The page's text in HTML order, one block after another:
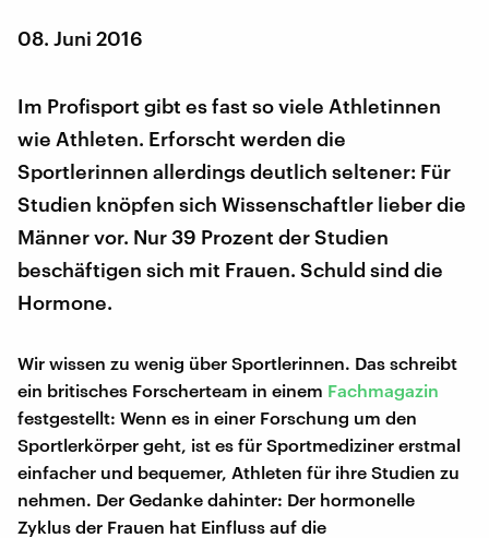
08. Juni 2016
Im Profisport gibt es fast so viele Athletinnen
wie Athleten. Erforscht werden die
Sportlerinnen allerdings deutlich seltener: Für
Studien knöpfen sich Wissenschaftler lieber die
Männer vor. Nur 39 Prozent der Studien
beschäftigen sich mit Frauen. Schuld sind die
Hormone.
Wir wissen zu wenig über Sportlerinnen. Das schreibt
ein britisches Forscherteam in einem Fachmagazin
festgestellt: Wenn es in einer Forschung um den
Sportlerkörper geht, ist es für Sportmediziner erstmal
einfacher und bequemer, Athleten für ihre Studien zu
nehmen. Der Gedanke dahinter: Der hormonelle
Zyklus der Frauen hat Einfluss auf die